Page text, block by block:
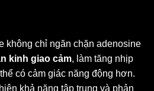
không chỉ ngăn chặn adenosine
kinh giao cảm, làm tăng nhịp
có cảm giác năng động hơn.
khả năng tập trung và phản